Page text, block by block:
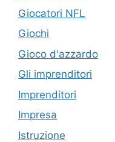
Giocatori NFL
Giochi
Gioco d'azzardo
Gli imprenditori
Imprenditori
Impresa
Istruzione